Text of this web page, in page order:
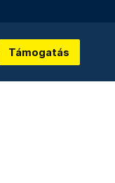
Támogatás